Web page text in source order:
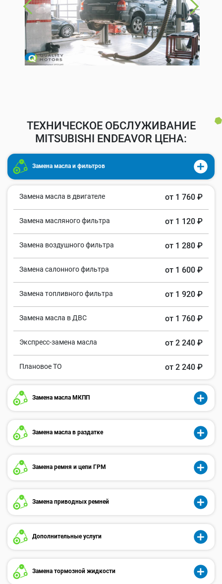
ТЕХНИЧЕСКОЕ ОБСЛУЖИВАНИЕ
MITSUBISHI ENDEAVOR ЦЕНА:
Замена масла и фильтров
Замена масла в двигателе от 1 760 ₽
Замена масляного фильтра от 1 120 ₽
Замена воздушного фильтра от 1 280 ₽
Замена салонного фильтра от 1 600 ₽
Замена топливного фильтра от 1 920 ₽
Замена масла в ДВС от 1 760 ₽
Экспресс-замена масла от 2 240 ₽
Плановое ТО от 2 240 ₽
Замена масла МКПП
Замена масла в раздатке
Замена ремня и цепи ГРМ
Замена приводных ремней
Дополнительные услуги
Замена тормозной жидкости